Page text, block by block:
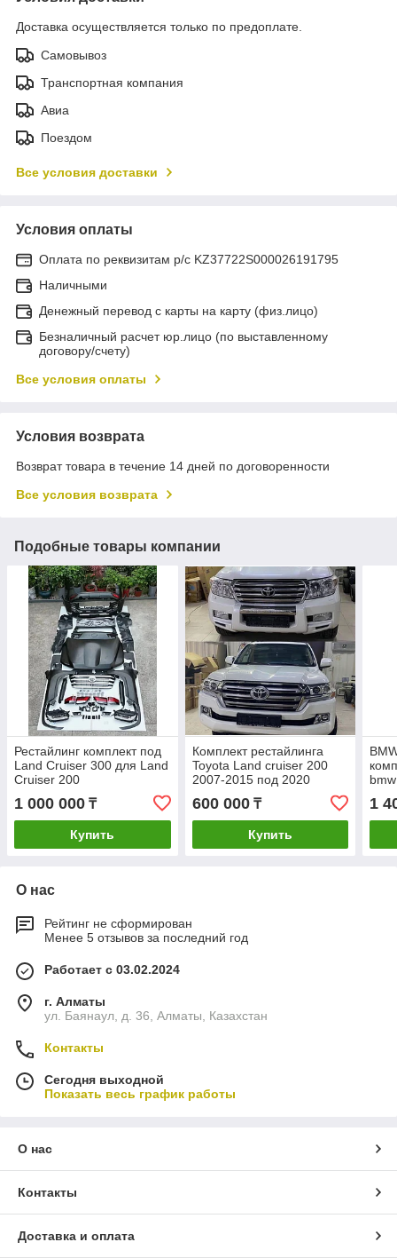
Доставка осуществляется только по предоплате.
Самовывоз
Транспортная компания
Авиа
Поездом
Все условия доставки
Условия оплаты
Оплата по реквизитам р/с KZ37722S000026191795
Наличными
Денежный перевод с карты на карту (физ.лицо)
Безналичный расчет юр.лицо (по выставленному
договору/счету)
Все условия оплаты
Условия возврата
Возврат товара в течение 14 дней по договоренности
Все условия возврата
Подобные товары компании
Рестайлинг комплект под
Land Cruiser 300 для Land
Cruiser 200
1 000 000 ₸
Купить
Комплект рестайлинга
Toyota Land cruiser 200
2007-2015 под 2020
600 000₸
Купить
1
О нас
Рейтинг не сформирован
Менее 5 отзывов за последний год
Работает с 03.02.2024
г. Алматы
ул. Баянаул, д. 36, Алматы, Казахстан
Контакты
Сегодня выходной
Показать весь график работы
О нас
Контакты
Доставка и оплата